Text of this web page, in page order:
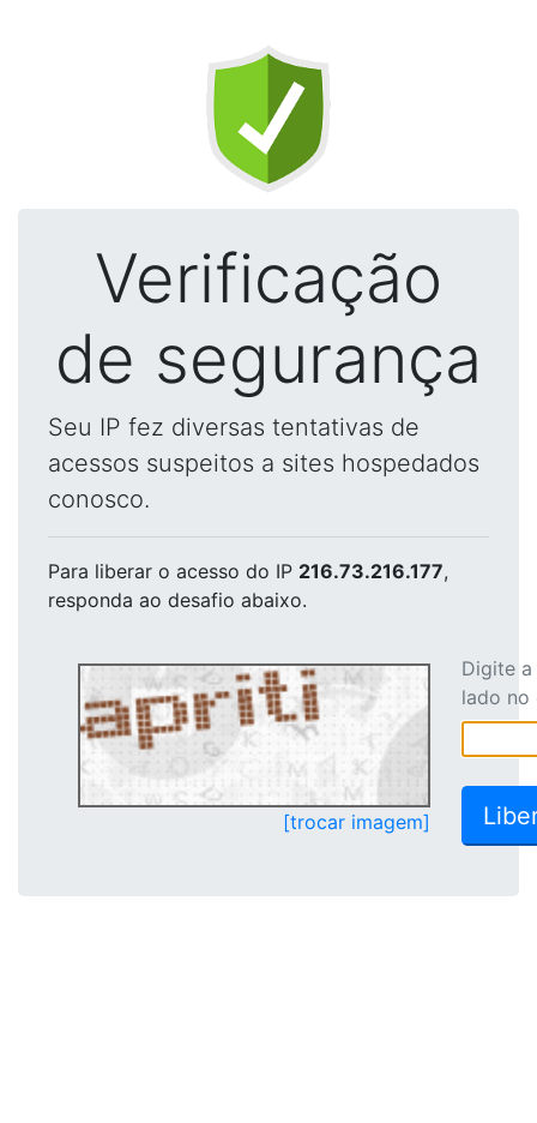
Verificação
de segurança
Seu IP fez diversas tentativas de
acessos suspeitos a sites hospedados
conosco.
Para liberar o acesso do IP 216.73.216.177,
responda ao desafio abaixo.
[trocar imagem]
Digite
lado no